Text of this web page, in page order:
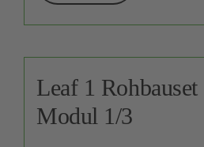
Leaf 1
Modul 1/3